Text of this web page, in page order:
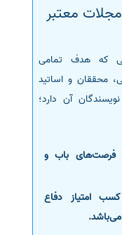
معتبر
که هدف تمامی
محققان و اساتید
آن دارد؛
فرصت‌های باب و
امتیاز دفاع
می‌باشد.